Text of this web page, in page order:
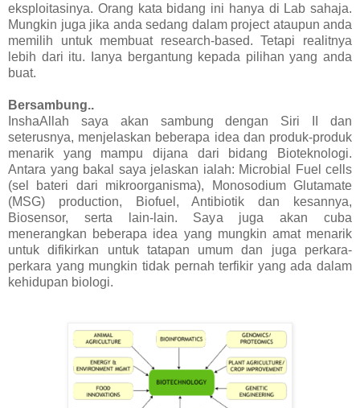
eksploitasinya. Orang kata bidang ini hanya di Lab sahaja.
Mungkin juga jika anda sedang dalam project ataupun anda
memilih untuk membuat research-based. Tetapi realitnya
lebih dari itu. Ianya bergantung kepada pilihan yang anda
buat.
Bersambung..
InshaAllah saya akan sambung dengan Siri II dan
seterusnya, menjelaskan beberapa idea dan produk-produk
menarik yang mampu dijana dari bidang Bioteknologi.
Antara yang bakal saya jelaskan ialah: Microbial Fuel cells
(sel bateri dari mikroorganisma), Monosodium Glutamate
(MSG) production, Biofuel, Antibiotik dan kesannya,
Biosensor, serta lain-lain. Saya juga akan cuba
menerangkan beberapa idea yang mungkin amat menarik
untuk difikirkan untuk tatapan umum dan juga perkara-
perkara yang mungkin tidak pernah terfikir yang ada dalam
kehidupan biologi.